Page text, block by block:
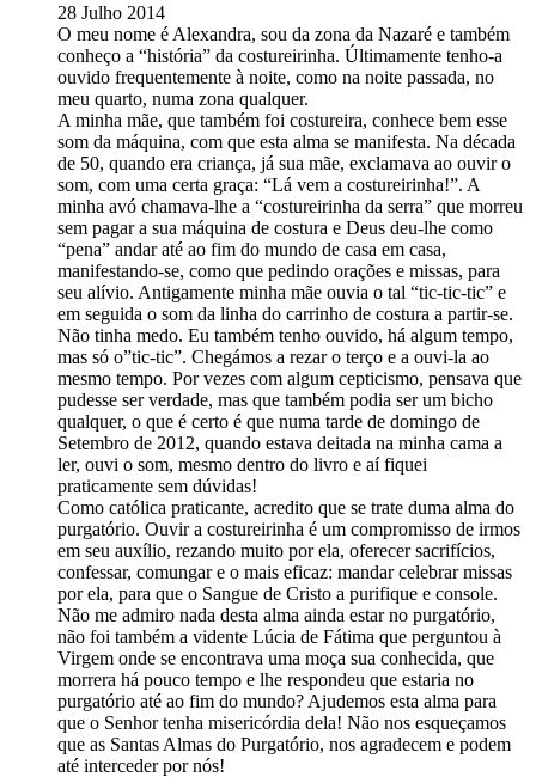
28 Julho 2014
O meu nome é Alexandra, sou da zona da Nazaré e também
conheço a “história” da costureirinha. Últimamente tenho-a
ouvido frequentemente à noite, como na noite passada, no
meu quarto, numa zona qualquer.
A minha mãe, que também foi costureira, conhece bem esse
som da máquina, com que esta alma se manifesta. Na década
de 50, quando era criança, já sua mãe, exclamava ao ouvir o
som, com uma certa graça: “Lá vem a costureirinha!”. A
minha avó chamava-lhe a “costureirinha da serra” que morreu
sem pagar a sua máquina de costura e Deus deu-lhe como
“pena” andar até ao fim do mundo de casa em casa,
manifestando-se, como que pedindo orações e missas, para
seu alívio. Antigamente minha mãe ouvia o tal “tic-tic-tic” e
em seguida o som da linha do carrinho de costura a partir-se.
Não tinha medo. Eu também tenho ouvido, há algum tempo,
mas só o”tic-tic”. Chegámos a rezar o terço e a ouvi-la ao
mesmo tempo. Por vezes com algum cepticismo, pensava que
pudesse ser verdade, mas que também podia ser um bicho
qualquer, o que é certo é que numa tarde de domingo de
Setembro de 2012, quando estava deitada na minha cama a
ler, ouvi o som, mesmo dentro do livro e aí fiquei
praticamente sem dúvidas!
Como católica praticante, acredito que se trate duma alma do
purgatório. Ouvir a costureirinha é um compromisso de irmos
em seu auxílio, rezando muito por ela, oferecer sacrifícios,
confessar, comungar e o mais eficaz: mandar celebrar missas
por ela, para que o Sangue de Cristo a purifique e console.
Não me admiro nada desta alma ainda estar no purgatório,
não foi também a vidente Lúcia de Fátima que perguntou à
Virgem onde se encontrava uma moça sua conhecida, que
morrera há pouco tempo e lhe respondeu que estaria no
purgatório até ao fim do mundo? Ajudemos esta alma para
que o Senhor tenha misericórdia dela! Não nos esqueçamos
que as Santas Almas do Purgatório, nos agradecem e podem
até interceder por nós!